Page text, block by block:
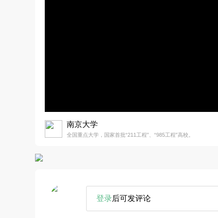
南京大学
全国重点大学，国家首批“211工程”、“985工程”高校。
登录后可发评论